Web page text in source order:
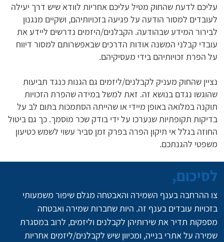
עליכם לדעת שהחוק מטיל עליכם אחריות לוודא שיש דרך יעילה
לעובדים למסור הודעה על פגיעה בזכויותיהם, ושקיים מנגנון
לבירור המידע שבהודעה. הקבלנים/היזמים נדרשים ליידע את
עובדי קבלני המשנה אודות הדרכים שבאפשרותם למסור דיווח
על הפרת זכויותיהם בידי מעסיקיהם.
נציין שהחוק מעניק לקבלנים/ליזמים גם הגנות כנגד תביעות
שהוגשו נגדם בנושא זה. זאת למשל במידה שהפרת הזכויות
תוקנה במלואה באופן מיידי או שהייתה הסתמכות בתום לב על
בדיקות תקופתיות שנערכו על ידי בודק שכר מוסמך. כך גם ביטול
החוזה בגלל אי תיקון הפרה בפרק זמן סביר עשוי לשמש כטיעון
משפטי להגנתכם.
לסיכום,
צו ההרחבה בענף השמירה והאבטחה מגלם שיפור משמעותי
בזכויות עובדים בענף זה. היות שחברות שמירה ואבטחה
מספקות תדיר את שירותיהן לקבלנים וליזמים, לרוב במסגרת
שמירה על אתרי בנייה, ומכיוון שיש לקבלנים/ליזמים אחריות